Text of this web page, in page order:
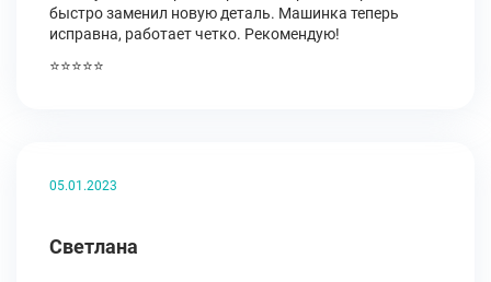
быстро заменил новую деталь. Машинка теперь
исправна, работает четко. Рекомендую!
⭐⭐⭐⭐⭐
05.01.2023
Светлана